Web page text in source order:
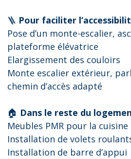
🪜 Pour faciliter
Pose d’un monte-escalier,
plateforme élévatrice
Elargissement des couloirs
Monte escalier extérieur,
chemin d’accès adapté
🏠 Dans le reste du
Meubles PMR pour la cuisine
Installation de volets
Installation de barre d’appui